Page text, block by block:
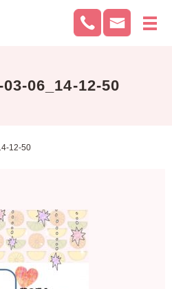
メ
06_14-12-50
12-50